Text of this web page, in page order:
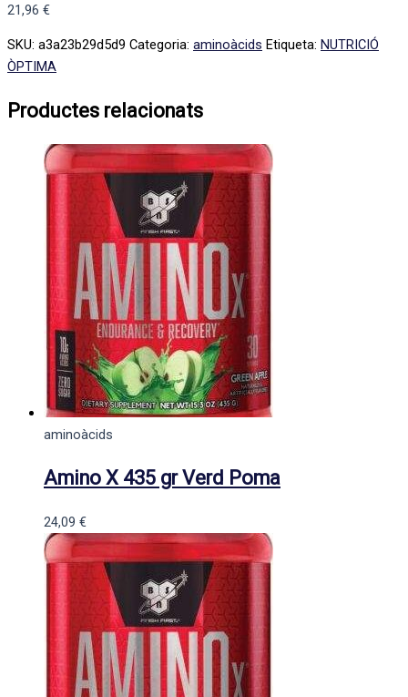
21,96 €
SKU: a3a23b29d5d9 Categoria: aminoàcids Etiqueta: NUTRICIÓ
ÒPTIMA
Productes relacionats
aminoàcids
Amino X 435 gr Verd Poma
24,09 €